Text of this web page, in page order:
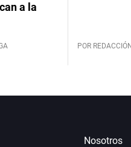
a la
POR
Nosotros